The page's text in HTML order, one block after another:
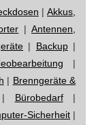
|Akkus,
|Antennen,
| Backup|
|
| Brenngeräte &
Bürobedarf|
Sicherheit |